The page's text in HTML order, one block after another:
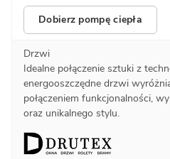
Dobierz pompę ciepła
Drzwi
Idealne połączenie sztuki z
energooszczędne drzwi
połączeniem funkcjonalności,
oraz unikalnego stylu.